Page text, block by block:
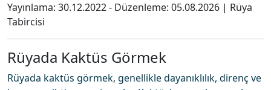
Yayınlama: 30.12.2022- Düzenleme: 05.08.2026 | Rüya
Tabircisi
Rüyada Kaktüs Görmek
Rüyada kaktüs görmek, genellikle dayanıklılık, direnç ve